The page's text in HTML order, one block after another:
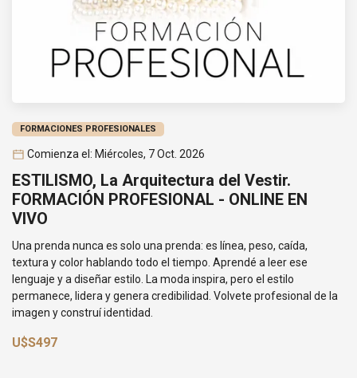
FORMACIONES PROFESIONALES
Comienza el: Miércoles, 7 Oct. 2026
ESTILISMO, La Arquitectura del Vestir.
FORMACIÓN PROFESIONAL - ONLINE EN
VIVO
Una prenda nunca es solo una prenda: es línea, peso, caída,
textura y color hablando todo el tiempo. Aprendé a leer ese
lenguaje y a diseñar estilo. La moda inspira, pero el estilo
permanece, lidera y genera credibilidad. Volvete profesional de la
imagen y construí identidad.
U$S497